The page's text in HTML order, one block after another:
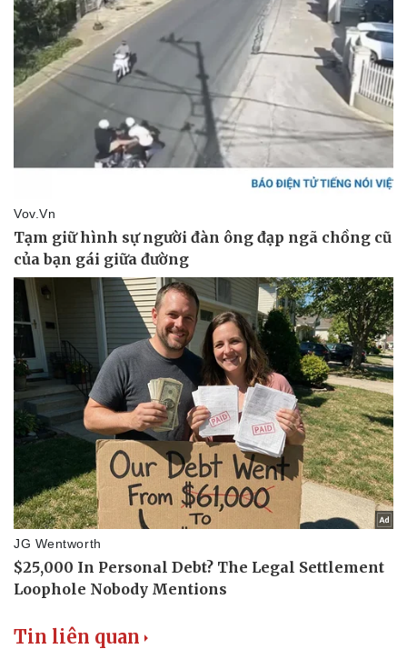
Thể thao
Bóng đá
Lịch thi đấu bóng đá
Thế giới thể thao
eSports
Ô tô - Xe máy
Ô tô
Xe máy
Tư vấn
Tin liên quan